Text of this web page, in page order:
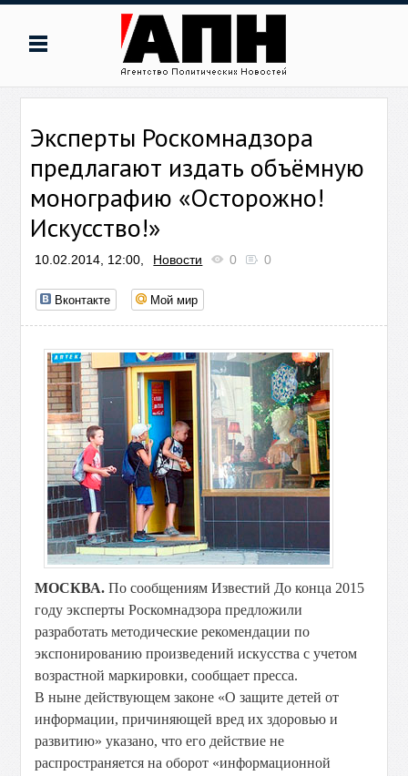
Эксперты Роскомнадзора
предлагают издать объёмную
монографию «Осторожно!
Искусство!»
10.02.2014, 12:00, Новости 0 0
Вконтакте Мой мир
МОСКВА. По сообщениям Известий До конца 2015
году эксперты Роскомнадзора предложили
разработать методические рекомендации по
экспонированию произведений искусства с учетом
возрастной маркировки, сообщает пресса.
В ныне действующем законе «О защите детей от
информации, причиняющей вред их здоровью и
развитию» указано, что его действие не
распространяется на оборот «информационной